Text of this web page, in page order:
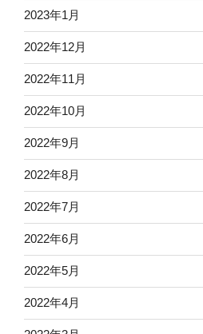
2023年1月
2022年12月
2022年11月
2022年10月
2022年9月
2022年8月
2022年7月
2022年6月
2022年5月
2022年4月